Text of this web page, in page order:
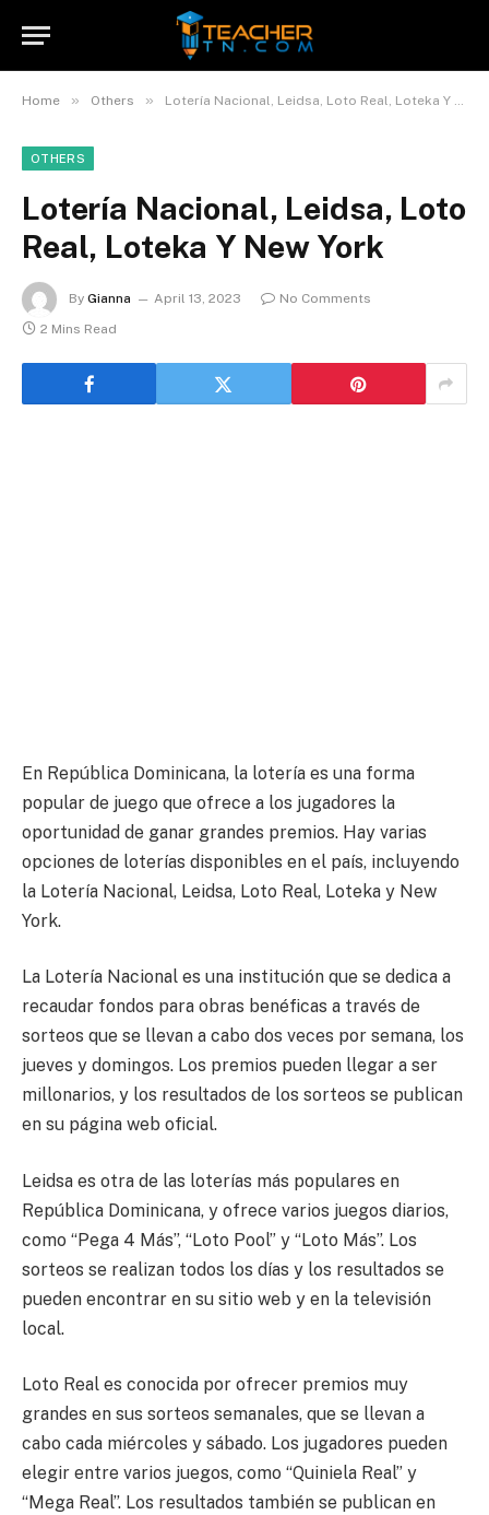
Home » Others » Lotería Nacional, Leidsa, Loto Real, Loteka Y New York
OTHERS
Lotería Nacional, Leidsa, Loto
Real, Loteka Y New York
By Gianna April 13, 2023
No Comments
2 Mins Read
En República Dominicana, la lotería es una forma
popular de juego que ofrece a los jugadores la
oportunidad de ganar grandes premios. Hay varias
opciones de loterías disponibles en el país, incluyendo
la Lotería Nacional, Leidsa, Loto Real, Loteka y New
York.
La Lotería Nacional es una institución que se dedica a
recaudar fondos para obras benéficas a través de
sorteos que se llevan a cabo dos veces por semana, los
jueves y domingos. Los premios pueden llegar a ser
millonarios, y los resultados de los sorteos se publican
en su página web oficial.
Leidsa es otra de las loterías más populares en
República Dominicana, y ofrece varios juegos diarios,
como “Pega 4 Más”, “Loto Pool” y “Loto Más”. Los
sorteos se realizan todos los días y los resultados se
pueden encontrar en su sitio web y en la televisión
local.
Loto Real es conocida por ofrecer premios muy
grandes en sus sorteos semanales, que se llevan a
cabo cada miércoles y sábado. Los jugadores pueden
elegir entre varios juegos, como “Quiniela Real” y
“Mega Real”. Los resultados también se publican en